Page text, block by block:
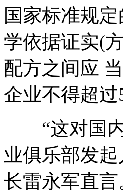
国家标准规
学依据证实(
配方之间应
企业不得超
“这对国内
业俱乐部发
长雷永军直